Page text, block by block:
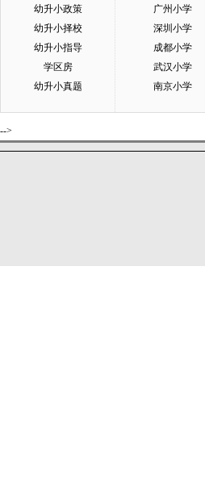
幼升小政策
幼升小择校
幼升小指导
学区房
幼升小真题
广州小学
深圳小学
成都小学
武汉小学
南京小学
-->